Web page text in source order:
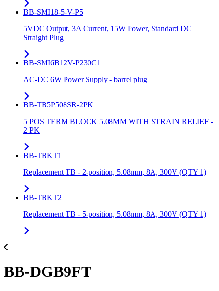
BB-SMI18-5-V-P5
5VDC Output, 3A Current, 15W Power, Standard DC
Straight Plug
BB-SMI6B12V-P230C1
AC-DC 6W Power Supply - barrel plug
BB-TB5P508SR-2PK
5 POS TERM BLOCK 5.08MM WITH STRAIN RELIEF -
2 PK
BB-TBKT1
Replacement TB - 2-position, 5.08mm, 8A, 300V (QTY 1)
BB-TBKT2
Replacement TB - 5-position, 5.08mm, 8A, 300V (QTY 1)
BB-DGB9FT